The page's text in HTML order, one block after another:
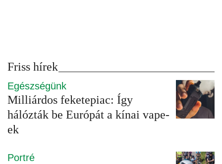
Friss hírek
Egészségünk
Milliárdos feketepiac: Így
hálózták be Európát a kínai vape-
ek
Portré